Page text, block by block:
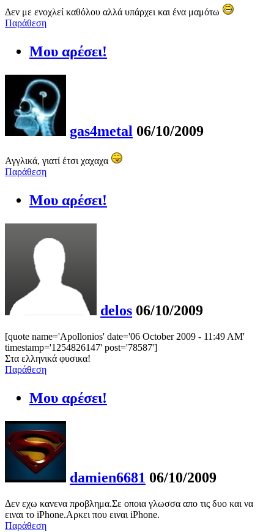
Δεν με ενοχλεί καθόλου αλλά υπάρχει και ένα μαμότω
Παράθεση
Μου αρέσει!
gas4metal 06/10/2009
Αγγλικά, γιατί έτσι χαχαχα
Παράθεση
Μου αρέσει!
delos 06/10/2009
[quote name='Apollonios' date='06 October 2009 - 11:49 AM'
timestamp='1254826147' post='78587']
Στα ελληνικά φυσικα!
Παράθεση
Μου αρέσει!
damien6681 06/10/2009
Δεν εχω κανενα προβλημα.Σε οποια γλωσσα απο τις δυο και να
ειναι το iPhone.Αρκει που ειναι iPhone.
Παράθεση